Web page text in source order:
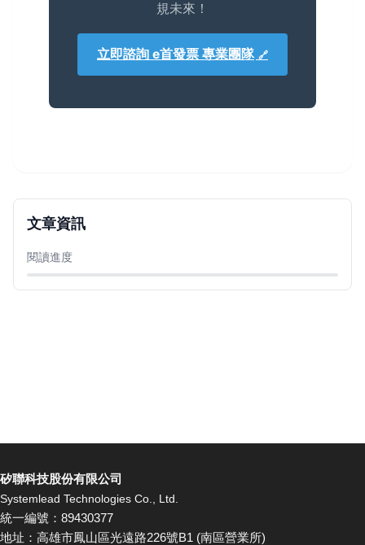
規未來！
立即諮詢 e首發票 專業團隊
文章資訊
閱讀進度
矽聯科技股份有限公司
Systemlead Technologies Co., Ltd.
統一編號：89430377
地址：高雄市鳳山區光遠路226號B1 (南區營業所)